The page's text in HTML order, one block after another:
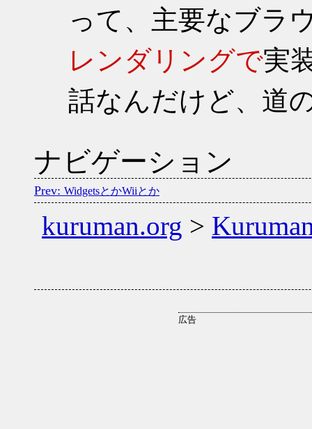
って、主要なブラ
レンダリングで実
話なんだけど、道
ナビゲーション
WidgetsとかWiiとか
kuruman.org >